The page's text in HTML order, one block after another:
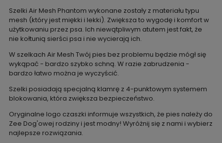
Szelki Air Mesh Phantom wykonane zostały z materiału typu
mesh (który jest miękki i lekki). Zwiększa to wygodę i komfort w
użytkowaniu przez psa. Ich niewątpliwym atutem jest fakt, że
nie kołtunią sierści psa i nie wycierają ich.
W szelkach Air Mesh Twój pies bez problemu będzie mógł się
wykąpać - bardzo szybko schną. W razie zabrudzenia -
bardzo łatwo można je wyczyścić.
Szelki posiadają specjalną klamrę z 4-punktowym systemem
blokowania, która zwiększa bezpieczeństwo.
Oryginalne logo czaszki informuje wszystkich, że pies należy do
Zee Dog'owej rodziny i jest modny! Wyróżnij się z nami i wybierz
najlepsze rozwiązania.